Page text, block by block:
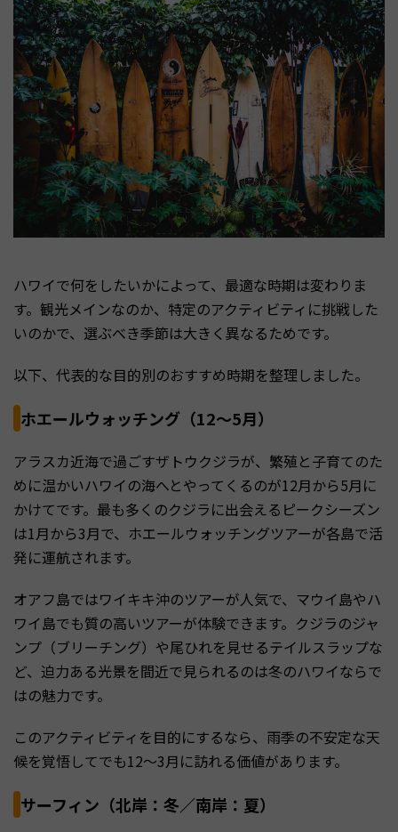
ハワイで何をしたいかによって、最適な時期は変わりま
す。観光メインなのか、特定のアクティビティに挑戦した
いのかで、選ぶべき季節は大きく異なるためです。
以下、代表的な目的別のおすすめ時期を整理しました。
ホエールウォッチング（12〜5月）
アラスカ近海で過ごすザトウクジラが、繁殖と子育てのた
めに温かいハワイの海へとやってくるのが12月から5月に
かけてです。最も多くのクジラに出会えるピークシーズン
は1月から3月で、ホエールウォッチングツアーが各島で活
発に運航されます。
オアフ島ではワイキキ沖のツアーが人気で、マウイ島やハ
ワイ島でも質の高いツアーが体験できます。クジラのジャ
ンプ（ブリーチング）や尾ひれを見せるテイルスラップな
ど、迫力ある光景を間近で見られるのは冬のハワイならで
はの魅力です。
このアクティビティを目的にするなら、雨季の不安定な天
候を覚悟してでも12〜3月に訪れる価値があります。
サーフィン（北岸：冬／南岸：夏）